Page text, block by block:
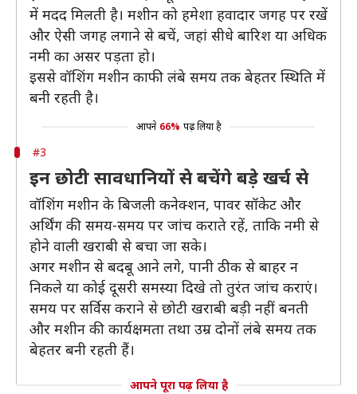
में मदद मिलती है। मशीन को हमेशा हवादार जगह पर रखें
और ऐसी जगह लगाने से बचें, जहां सीधे बारिश या अधिक
नमी का असर पड़ता हो।
इससे वॉशिंग मशीन काफी लंबे समय तक बेहतर स्थिति में
बनी रहती है।
आपने 66% पढ़ लिया है
#3
इन छोटी सावधानियों से बचेंगे बड़े खर्च से
वॉशिंग मशीन के बिजली कनेक्शन, पावर सॉकेट और
अर्थिंग की समय-समय पर जांच कराते रहें, ताकि नमी से
होने वाली खराबी से बचा जा सके।
अगर मशीन से बदबू आने लगे, पानी ठीक से बाहर न
निकले या कोई दूसरी समस्या दिखे तो तुरंत जांच कराएं।
समय पर सर्विस कराने से छोटी खराबी बड़ी नहीं बनती
और मशीन की कार्यक्षमता तथा उम्र दोनों लंबे समय तक
बेहतर बनी रहती हैं।
आपने पूरा पढ़ लिया है